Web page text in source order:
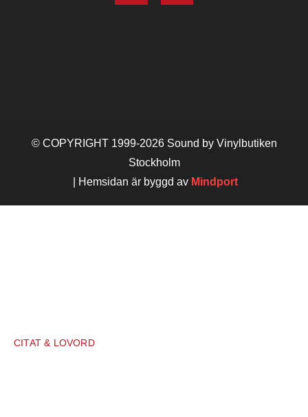
© COPYRIGHT 1999-2026 Sound by Vinylbutiken
Stockholm
| Hemsidan är byggd av Mindport
CITAT & LOVORD